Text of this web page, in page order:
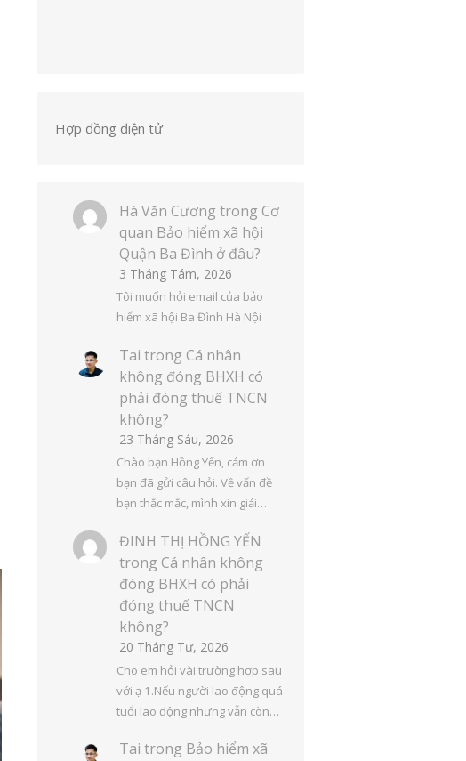
Hợp đồng điện tử
Hà Văn Cương trong Cơ
quan Bảo hiểm xã hội
Quận Ba Đình ở đâu?
3 Tháng Tám, 2026
Tôi muốn hỏi email của bảo
hiểm xã hội Ba Đình Hà Nội
Tai trong Cá nhân
không đóng BHXH có
phải đóng thuế TNCN
không?
23 Tháng Sáu, 2026
Chào bạn Hồng Yến, cảm ơn
bạn đã gửi câu hỏi. Về vấn đề
bạn thắc mắc, mình xin giải…
ĐINH THỊ HỒNG YẾN
trong Cá nhân không
đóng BHXH có phải
đóng thuế TNCN
không?
20 Tháng Tư, 2026
Cho em hỏi vài trường hợp sau
với ạ 1.Nếu người lao động quá
tuổi lao động nhưng vẫn còn…
Tai trong Bảo hiểm xã